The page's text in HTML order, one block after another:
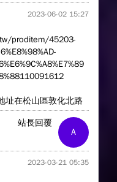
2023-06-02 15:27
proditem/45203-
址在松山區敦化北路
A
站長回覆
2023-03-21 05:35